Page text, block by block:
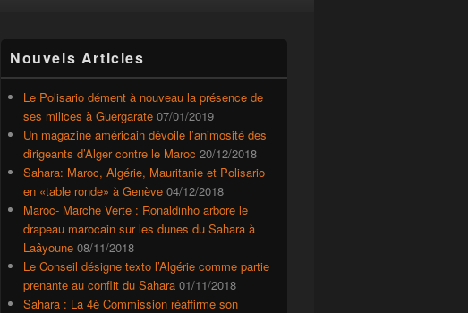
principale
de
widget
barre
latérale
Nouvels Articles
Le Polisario dément à nouveau la présence de
ses milices à Guergarate 07/01/2019
Un magazine américain dévoile l’animosité des
dirigeants d’Alger contre le Maroc 20/12/2018
Sahara: Maroc, Algérie, Mauritanie et Polisario
en «table ronde» à Genève 04/12/2018
Maroc- Marche Verte : Ronaldinho arbore le
drapeau marocain sur les dunes du Sahara à
Laâyoune 08/11/2018
Le Conseil désigne texto l’Algérie comme partie
prenante au conflit du Sahara 01/11/2018
Sahara : La 4è Commission réaffirme son